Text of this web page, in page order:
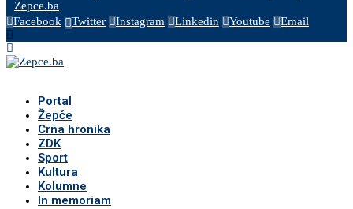
Zepce.ba
Facebook
Twitter Instagram Linkedin Youtube Email
Portal
Žepče
Crna hronika
ZDK
Sport
Kultura
Kolumne
In memoriam